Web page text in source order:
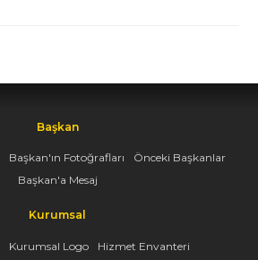
Başkan
Başkan'ın Fotoğrafları
Önceki Başkanlar
Başkan'a Mesaj
Kurumsal
Kurumsal Logo
Hizmet Envanteri